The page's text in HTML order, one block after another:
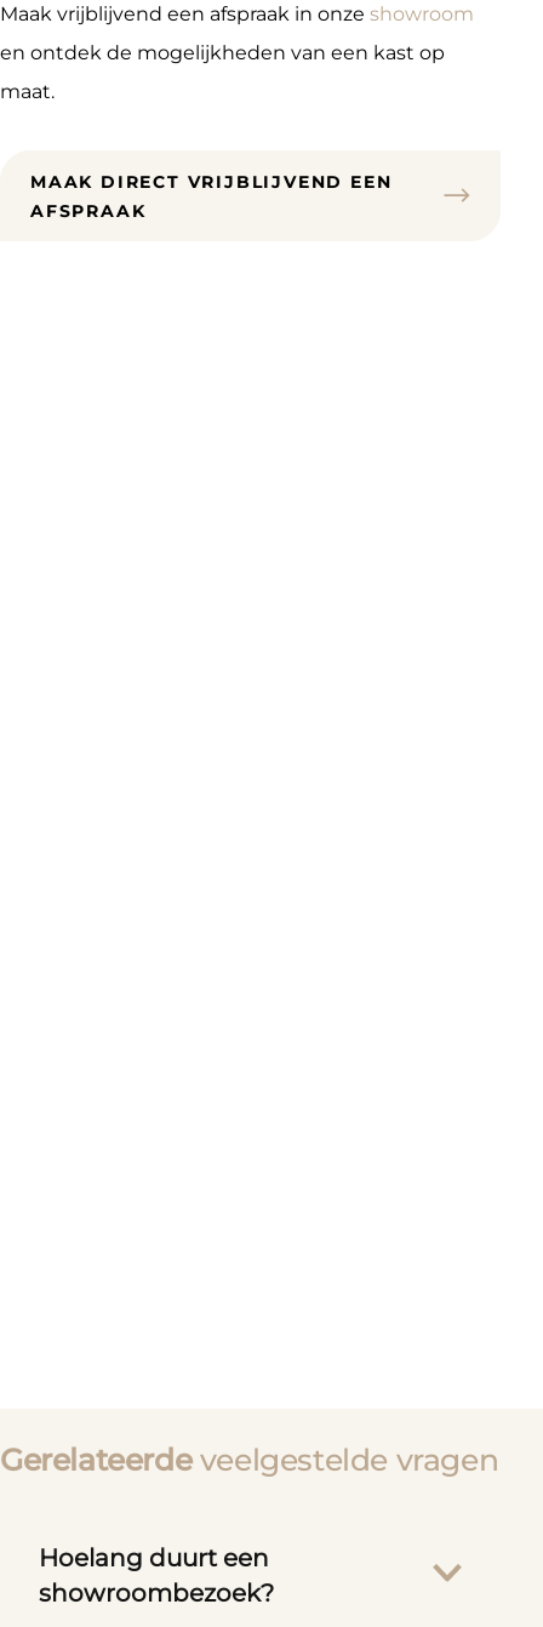
Maak vrijblijvend een afspraak in onze showroom
en ontdek de mogelijkheden van een kast op
maat.
MAAK DIRECT VRIJBLIJVEND EEN
AFSPRAAK
Gerelateerdeveelgestelde vragen
Hoelang duurt een
showroombezoek?